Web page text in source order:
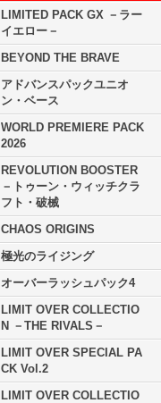
LIMITED PACK GX －ラー
イエロー－
BEYOND THE BRAVE
アドバンスパックユニオ
ン・ベース
WORLD PREMIERE PACK
2026
REVOLUTION BOOSTER
－トゥーン・ウィッチクラ
フト・破械
CHAOS ORIGINS
極光のライジング
オーバーラッシュパック4
LIMIT OVER COLLECTIO
N －THE RIVALS－
LIMIT OVER SPECIAL PA
CK Vol.2
LIMIT OVER COLLECTIO